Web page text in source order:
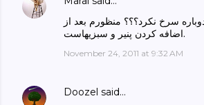
سرخ نکرد؟؟؟ منظورم بعد از
اضافه کردن پنیر و سبزیهاست.
November 24, 2011 at 9:32 AM
Doozel said…